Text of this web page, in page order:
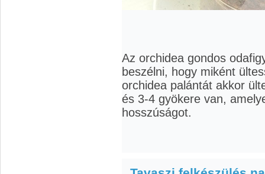
Az orchidea gondos
beszélni, hogy miként
orchidea palántát akkor
és 3-4 gyökere van,
hosszúságot.